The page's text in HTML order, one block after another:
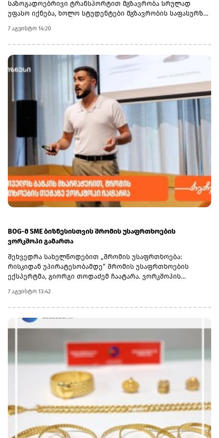
სახსრებს დააგროვებს.
საზოგადოებრივი ტრანსპორტით მგზავრობა სრულად
უფასო იქნება, ხოლო სტუდენტები მგზავრობის საფასურზე
7 აგვისტო 14:20
BOG-მ SME ბიზნესისთვის შრომის უსაფრთხოების
ვორკშოპი გამართა
შეხვედრა სახელწოდებით „შრომის უსაფრთხოება:
რისკიდან უპირატესობამდე“ შრომის უსაფრთხოების
ექსპერტმა, გიორგი თოდაძემ ჩაატარა. ვორკშოპის
იმის შესახებ, თუ როგორ იქცევა უსაფრთხოების
სტანდარტების დანერგვა ბიზნესის მდგრადი
განვითარების, ფინანსური სტაბილურობისა და
რეპუტაციის გაძლიერების ინსტრუმენტად.ღონისძიებაზე
როგორიცაა უსაფრთხოების ეკონომიკა და ინვესტიციის
უკუგება (ROI); როგორ გადაიქცეს უსაფრთხოება ბიზნესის
სტრატეგიულ უპირატესობად; თანამშრომელთა
რესურსების მართვა; ლიდერის როლი უსაფრთხოების
კულტურის ჩამოყალიბებაში და ნდობაზე დაფუძნებული
სამუშაო გარემოს შექმნა.მონაწილეებმა ასევე მიიღეს
პრაქტიკული რეკომენდაციები კრიზისების მართვისა და
ბიზნესის უწყვეტობის დაგეგმვის (BCP) მიმართულებით -
როგორ მოემზადონ კომპანიები ფორსმაჟორული
სიტუაციებისთვის და შეამცირონ შესაძლო ფინანსური თუ
7 აგვისტო 13:42